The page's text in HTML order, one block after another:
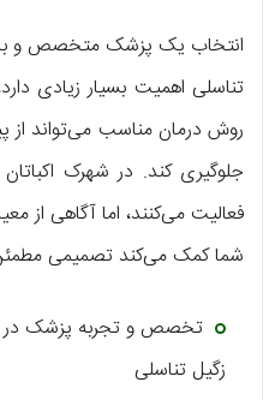
تناسلی اهمیت بسیار زیادی
روش درمان مناسب می‌تواند
جلوگیری کند. در شهرک
فعالیت می‌کنند، اما آگاهی از
شما کمک می‌کند تصمیمی
زگیل تناسلی